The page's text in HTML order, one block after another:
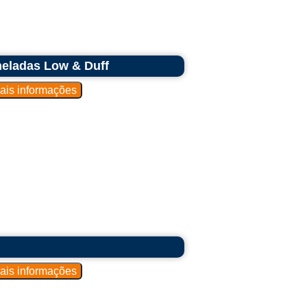
Low & Duff